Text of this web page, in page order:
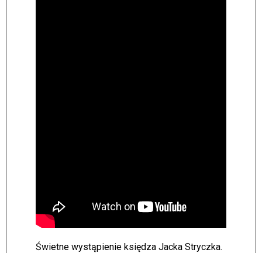
Świetne wystąpienie księdza Jacka Stryczka.